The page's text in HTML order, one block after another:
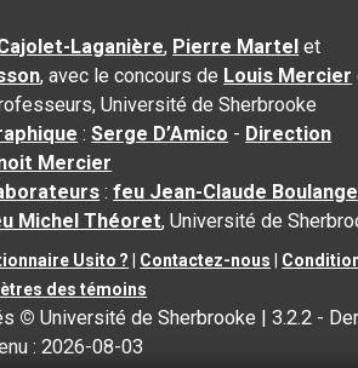
Laganière, Pierre Martel et
, avec le concours de Louis Mercier
Université de Sherbrooke
:Serge D’Amico - Direction
Mercier
:feu Jean-Claude
Michel Théoret, Université de
Usito ? Contactez-nous
des témoins
© Université de Sherbrooke |3.2.2 -
:2026-08-03